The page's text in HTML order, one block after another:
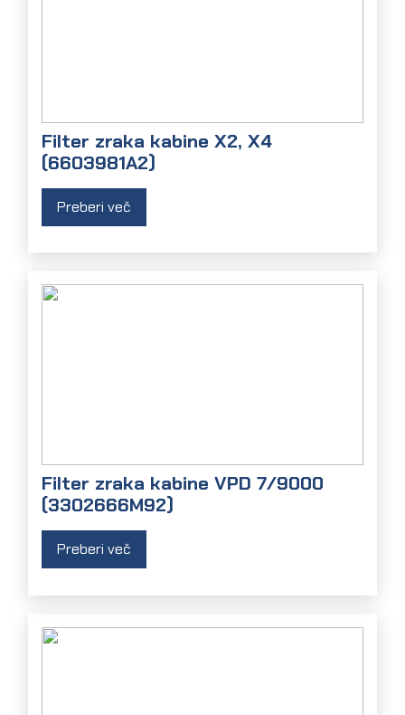
Filter zraka kabine X2, X4
(6603981A2)
Preberi več
Filter zraka kabine VPD 7/9000
(3302666M92)
Preberi več